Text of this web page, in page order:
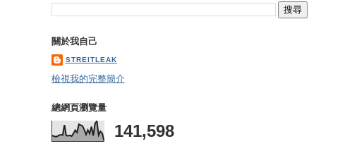
關於我自己
STREITLEAK
檢視我的完整簡介
總網頁瀏覽量
141,598